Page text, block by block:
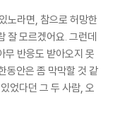
노라면, 참으로 허망한
잘 모르겠어요. 그런데
무 반응도 받아오지 못
동안은 좀 막막할 것 같
었다던 그 두 사람, 오